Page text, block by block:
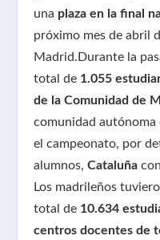
una plaza en la final
próximo mes de abril
Madrid.Durante la
total de 1.055
de la Comunidad de
comunidad autónoma
el campeonato, por
alumnos,Cataluña
Los madrileños
total de 10.634
centros docentes de